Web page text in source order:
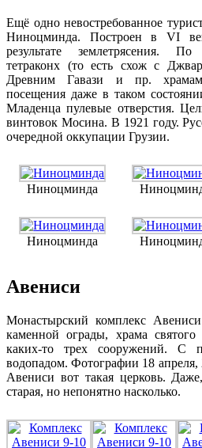
Ещё одно невостребованное
Ниноцминда. Построен в VI
результате землетрясения.
тетраконх (то есть схож с
Древним Гавази и пр.
посещения даже в таком
Младенца пулевые отверстия.
винтовок Мосина. В 1921 году.
очередной оккупации Грузии.
Ниноцминда
Ниноцминда
Авениси
Монастырский комплекс
каменной ограды, храма
каких-то трех сооружений. С
водопадом. Фотографии 18 апреля,
Авениси вот такая церковь.
старая, но непонятно насколько.